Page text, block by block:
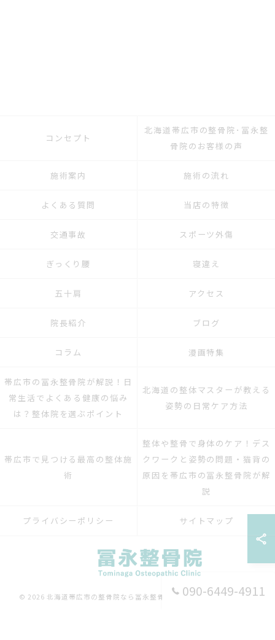
090-6449-4911
コンセプト
北海道帯広市の整骨院･冨永整
骨院のお客様の声
施術案内 施術の流れ
よくある質問 当店の特徴
交通事故 スポーツ外傷
ぎっくり腰 寝違え
五十肩 アクセス
院長紹介 ブログ
コラム 漫画特集
帯広市の冨永整骨院が解説！日
常生活でよくある健康の悩み
は？整体院を選ぶポイント
北海道の整体マスターが教える
姿勢の日常ケア方法
帯広市で見つける最高の整体施
術
整体や整骨で身体のケア！デス
クワークと姿勢の問題・猫背の
原因を帯広市の冨永整骨院が解
説
プライバシーポリシー サイトマップ
© 2026 北海道帯広市の整骨院なら冨永整骨院 ALL RIGHTS RESERVED.